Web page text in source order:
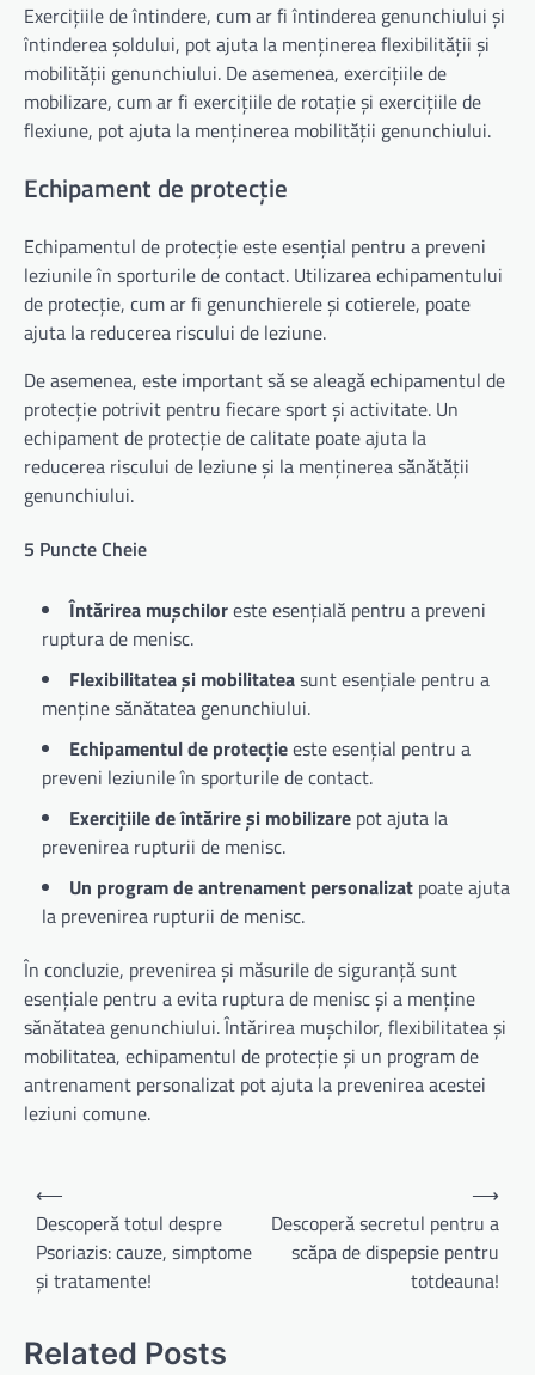
Exercițiile de întindere, cum ar fi întinderea genunchiului și
întinderea șoldului, pot ajuta la menținerea flexibilității și
mobilității genunchiului. De asemenea, exercițiile de
mobilizare, cum ar fi exercițiile de rotație și exercițiile de
flexiune, pot ajuta la menținerea mobilității genunchiului.
Echipament de protecție
Echipamentul de protecție este esențial pentru a preveni
leziunile în sporturile de contact. Utilizarea echipamentului
de protecție, cum ar fi genunchierele și cotierele, poate
ajuta la reducerea riscului de leziune.
De asemenea, este important să se aleagă echipamentul de
protecție potrivit pentru fiecare sport și activitate. Un
echipament de protecție de calitate poate ajuta la
reducerea riscului de leziune și la menținerea sănătății
genunchiului.
5 Puncte Cheie
Întărirea mușchiloreste esențială pentru a preveni
ruptura de menisc.
Flexibilitatea și mobilitateasunt esențiale pentru a
menține sănătatea genunchiului.
Echipamentul de protecțieeste esențial pentru a
preveni leziunile în sporturile de contact.
Exercițiile de întărire și mobilizare pot ajuta la
prevenirea rupturii de menisc.
Un program de antrenament personalizat poate ajuta
la prevenirea rupturii de menisc.
În concluzie, prevenirea și măsurile de siguranță sunt
esențiale pentru a evita ruptura de menisc și a menține
sănătatea genunchiului. Întărirea mușchilor, flexibilitatea și
mobilitatea, echipamentul de protecție și un program de
antrenament personalizat pot ajuta la prevenirea acestei
leziuni comune.
Navigare
în
articole
⟵
Descoperă totul despre
Psoriazis: cauze, simptome
și tratamente!
Descoperă secretul pentru a
scăpa de dispepsie pentru
totdeauna!
⟶
Related Posts